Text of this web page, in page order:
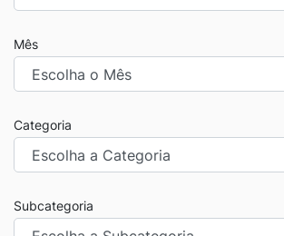
Mês
Categoria
Subcategoria